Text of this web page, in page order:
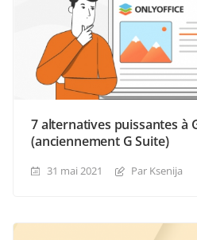
7 alternatives puissantes à Google Workspace
(anciennement G Suite)
31 mai 2021 Par Ksenija